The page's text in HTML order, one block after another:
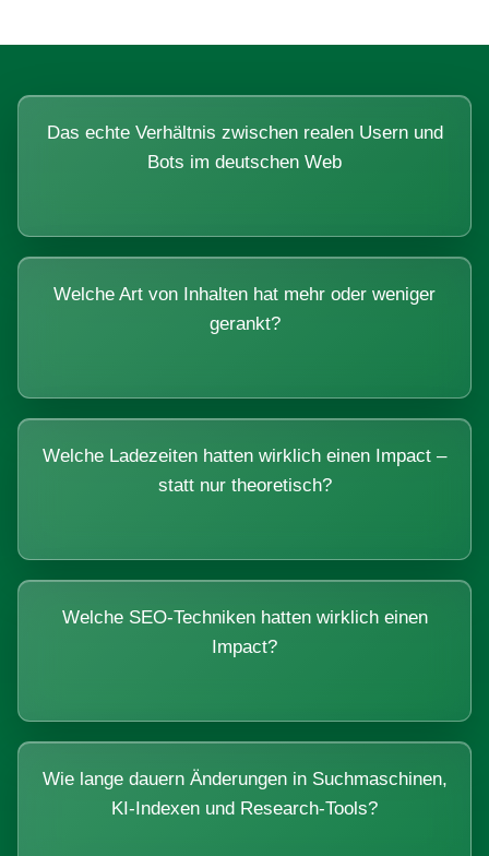
Das echte Verhältnis zwischen realen Usern und
Bots im deutschen Web
Welche Art von Inhalten hat mehr oder weniger
gerankt?
Welche Ladezeiten hatten wirklich einen Impact –
statt nur theoretisch?
Welche SEO-Techniken hatten wirklich einen
Impact?
Wie lange dauern Änderungen in Suchmaschinen,
KI-Indexen und Research-Tools?